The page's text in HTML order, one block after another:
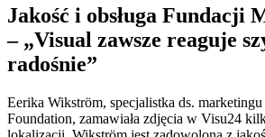
Jakość i obsługa Fundacji
– „Visual zawsze reaguje
radośnie”
Eerika Wikström, specjalistka ds.
Foundation, zamawiała zdjęcia w Visu24